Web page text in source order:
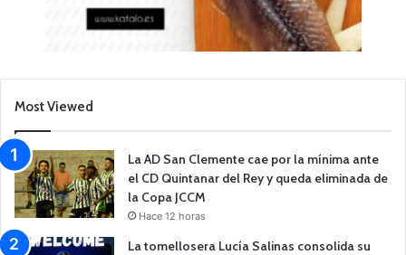
Most Viewed
La AD San Clemente cae por la mínima ante
el CD Quintanar del Rey y queda eliminada de
la Copa JCCM
Hace 12 horas
La tomellosera Lucía Salinas consolida su